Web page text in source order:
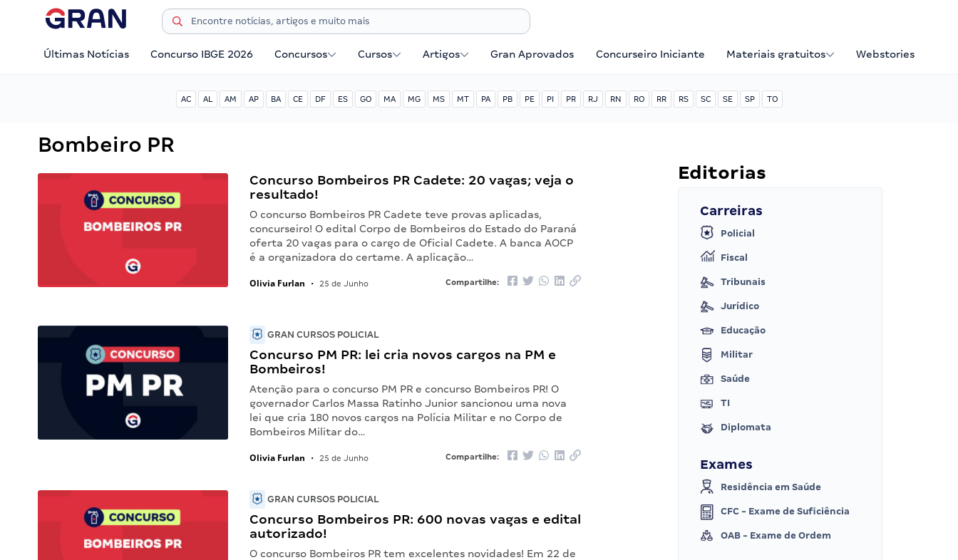
Últimas Notícias Concurso IBGE 2026 Concursos Cursos Artigos Gran Aprovados Concurseiro Iniciante Materiais gratuitos Webstories
AC AL AM AP BA CE DF ES GO MA MG MS MT PA PB PE PI PR RJ RN RO RR RS SC SE SP TO
Bombeiro PR
Concurso Bombeiros PR Cadete: 20 vagas; veja o
resultado!
O concurso Bombeiros PR Cadete teve provas aplicadas,
concurseiro! O edital Corpo de Bombeiros do Estado do Paraná
oferta 20 vagas para o cargo de Oficial Cadete. A banca AOCP
é a organizadora do certame. A aplicação…
Olivia Furlan • 25 de Junho Compartilhe:
GRAN CURSOS POLICIAL
Concurso PM PR: lei cria novos cargos na PM e
Bombeiros!
Atenção para o concurso PM PR e concurso Bombeiros PR! O
governador Carlos Massa Ratinho Junior sancionou uma nova
lei que cria 180 novos cargos na Polícia Militar e no Corpo de
Bombeiros Militar do…
Olivia Furlan • 25 de Junho Compartilhe:
GRAN CURSOS POLICIAL
Concurso Bombeiros PR: 600 novas vagas e edital
autorizado!
O concurso Bombeiros PR tem excelentes novidades! Em 22 de
Editorias
Carreiras
Policial
Fiscal
Tribunais
Jurídico
Educação
Militar
Saúde
TI
Diplomata
Exames
Residência em Saúde
CFC - Exame de Suficiência
OAB - Exame de Ordem